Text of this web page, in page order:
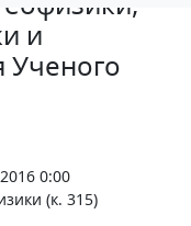
и
Ученого
0:00
(к. 315)